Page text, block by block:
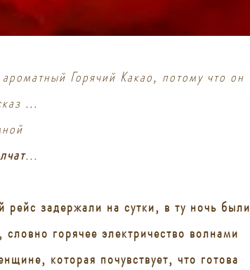
Горячий Какао, потому что он
...
...
задержали на сутки, в ту ночь были
горячее электричество волнами
которая почувствует, что готова